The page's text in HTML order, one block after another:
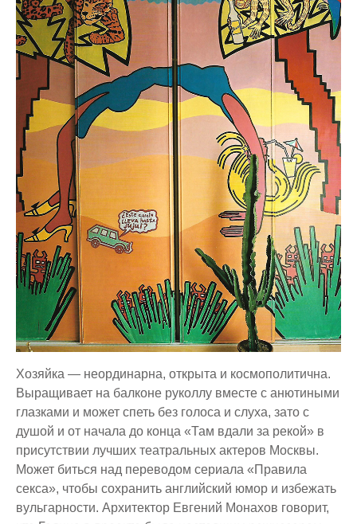
Хозяйка — неординарна, открыта и космополитична.
Выращивает на балконе руколлу вместе с анютиными
глазками и может спеть без голоса и слуха, зато с
душой и от начала до конца «Там вдали за рекой» в
присутствии лучших театральных актеров Москвы.
Может биться над переводом сериала «Правила
секса», чтобы сохранить английский юмор и избежать
вульгарности. Архитектор Евгений Монахов говорит,